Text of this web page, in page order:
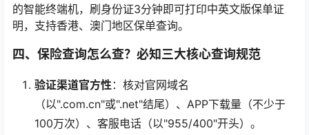
的智能终端机，刷身份证3分钟即可打印中英文版保单证
明，支持香港、澳门地区保单查询。
四、保险查询怎么查？必知三大核心查询规范
验证渠道官方性 ：核对官网域名
（以".com.cn"或".net"结尾）、APP下载量（不少于
100万次）、客服电话（以"955/400"开头）。